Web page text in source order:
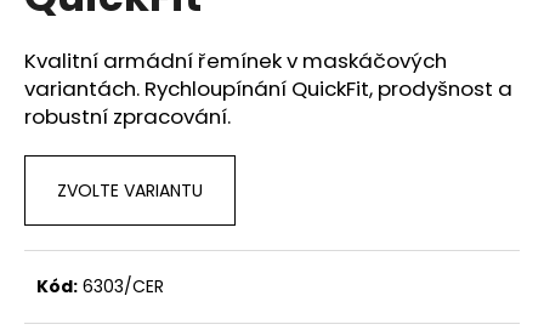
Kvalitní armádní řemínek v maskáčových
variantách. Rychloupínání QuickFit, prodyšnost a
robustní zpracování.
ZVOLTE VARIANTU
Kód: 6303/CER
o
o
r
u
e
m
e